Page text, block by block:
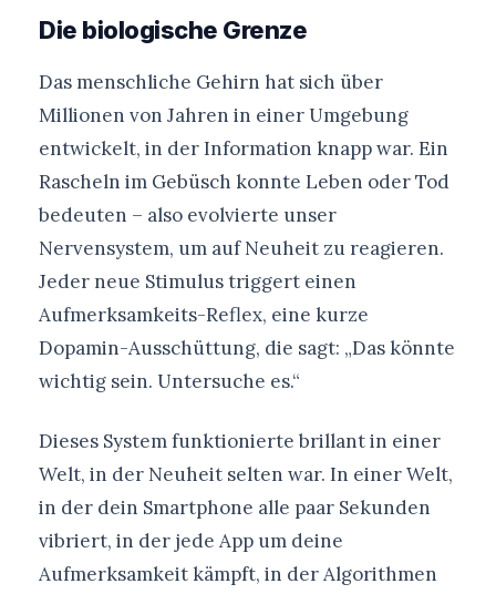
Die biologische Grenze
Das menschliche Gehirn hat sich über
Millionen von Jahren in einer Umgebung
entwickelt, in der Information knapp war. Ein
Rascheln im Gebüsch konnte Leben oder Tod
bedeuten – also evolvierte unser
Nervensystem, um auf Neuheit zu reagieren.
Jeder neue Stimulus triggert einen
Aufmerksamkeits-Reflex, eine kurze
Dopamin-Ausschüttung, die sagt: „Das könnte
wichtig sein. Untersuche es.“
Dieses System funktionierte brillant in einer
Welt, in der Neuheit selten war. In einer Welt,
in der dein Smartphone alle paar Sekunden
vibriert, in der jede App um deine
Aufmerksamkeit kämpft, in der Algorithmen